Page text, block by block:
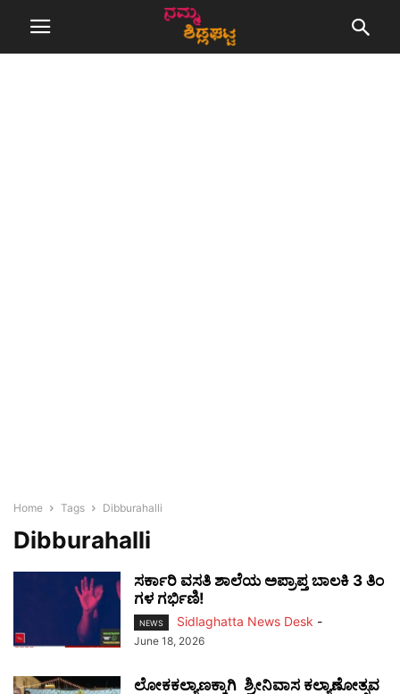
Home Tags Dibburahalli
Dibburahalli
ಸರ್ಕಾರಿ ವಸತಿ ಶಾಲೆಯ ಅಪ್ರಾಪ್ತ ಬಾಲಕಿ 3 ತಿಂ
ಗಳ ಗರ್ಭಿಣಿ!
NEWS Sidlaghatta News Desk -
June 18, 2026
ಲೋಕಕಲ್ಯಾಣಕ್ಕಾಗಿ ಶ್ರೀನಿವಾಸ ಕಲ್ಯಾಣೋತ್ಸವ